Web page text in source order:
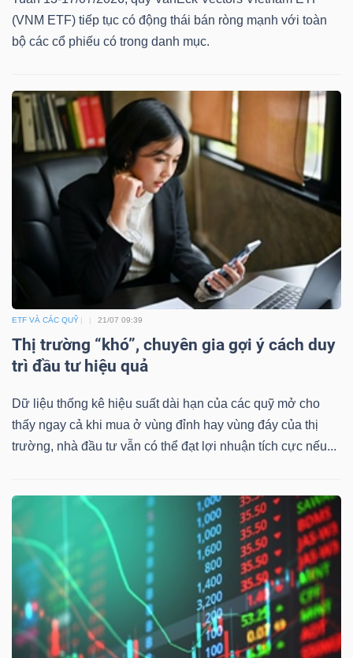
(VNM ETF) tiếp tục có động thái bán ròng mạnh với toàn
bộ các cổ phiếu có trong danh mục.
ETF VÀ CÁC QUỸ 21/07 09:39
Thị trường “khó”, chuyên gia gợi ý cách duy
trì đầu tư hiệu quả
Dữ liệu thống kê hiệu suất dài hạn của các quỹ mở cho
thấy ngay cả khi mua ở vùng đỉnh hay vùng đáy của thị
trường, nhà đầu tư vẫn có thể đạt lợi nhuận tích cực nếu...